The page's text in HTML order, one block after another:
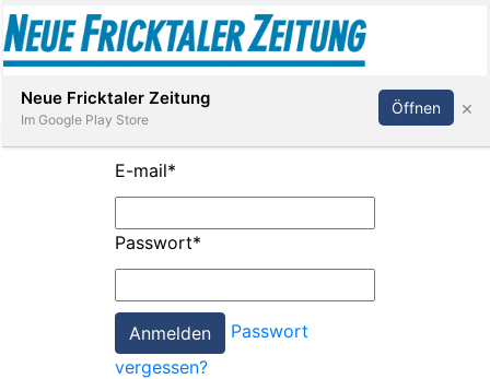
Abonnieren Anmelden
E-mail*
Passwort*
Passwort
vergessen?
Neue Fricktaler Zeitung
Im Google Play Store
Öffnen ×